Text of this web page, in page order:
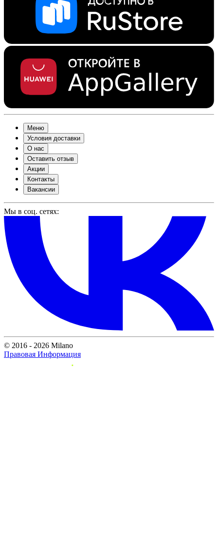
Меню
Условия доставки
О нас
Оставить отзыв
Акции
Контакты
Вакансии
Мы в соц. сетях:
© 2016 - 2026 Milano
Правовая Информация